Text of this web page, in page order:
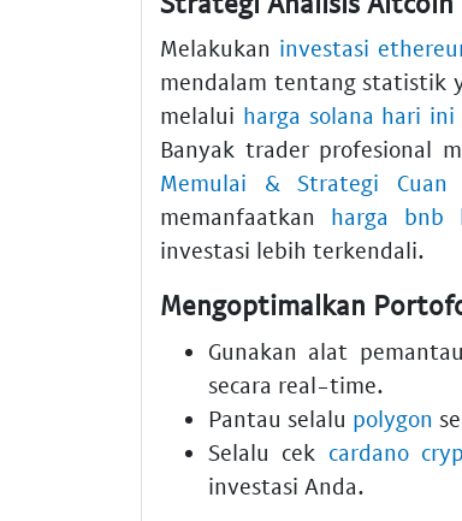
Melakukan investasi
mendalam tentang statistik
melalui harga solana hari ini
Banyak trader profesional
Memulai & Strategi Cuan
memanfaatkan harga bnb
investasi lebih terkendali.
Mengoptimalkan
Gunakan alat pemantau
secara real-time.
Pantau selalu polygon
Selalu cek cardano
investasi Anda.